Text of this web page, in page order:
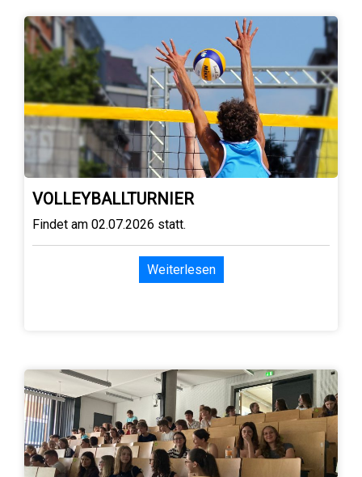
VOLLEYBALLTURNIER
Findet am 02.07.2026 statt.
Weiterlesen